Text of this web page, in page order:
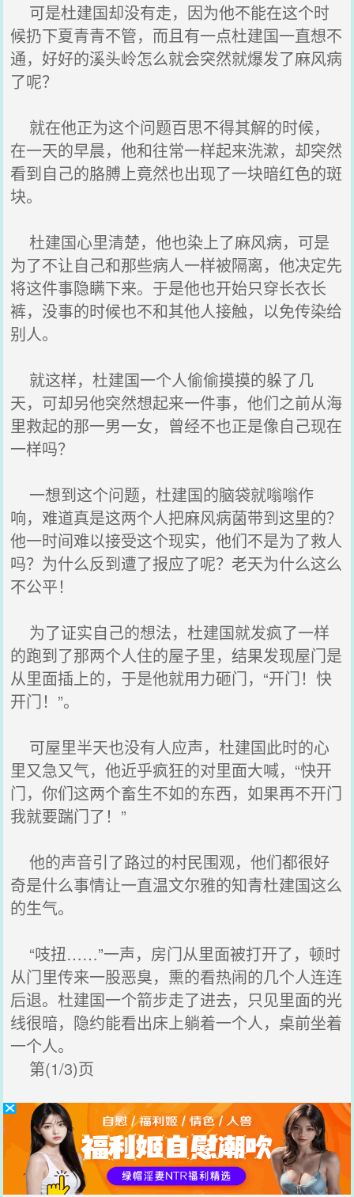
可是杜建国却没有走，因为他不能在这个时
候扔下夏青青不管，而且有一点杜建国一直想不
通，好好的溪头岭怎么就会突然就爆发了麻风病
了呢？
就在他正为这个问题百思不得其解的时候，
在一天的早晨，他和往常一样起来洗漱，却突然
看到自己的胳膊上竟然也出现了一块暗红色的斑
块。
杜建国心里清楚，他也染上了麻风病，可是
为了不让自己和那些病人一样被隔离，他决定先
将这件事隐瞒下来。于是他也开始只穿长衣长
裤，没事的时候也不和其他人接触，以免传染给
别人。
就这样，杜建国一个人偷偷摸摸的躲了几
天，可却另他突然想起来一件事，他们之前从海
里救起的那一男一女，曾经不也正是像自己现在
一样吗？
一想到这个问题，杜建国的脑袋就嗡嗡作
响，难道真是这两个人把麻风病菌带到这里的？
他一时间难以接受这个现实，他们不是为了救人
吗？为什么反到遭了报应了呢？老天为什么这么
不公平！
为了证实自己的想法，杜建国就发疯了一样
的跑到了那两个人住的屋子里，结果发现屋门是
从里面插上的，于是他就用力砸门，“开门！快
开门！”。
可屋里半天也没有人应声，杜建国此时的心
里又急又气，他近乎疯狂的对里面大喊，“快开
门，你们这两个畜生不如的东西，如果再不开门
我就要踹门了！”
他的声音引了路过的村民围观，他们都很好
奇是什么事情让一直温文尔雅的知青杜建国这么
的生气。
“吱扭……”一声，房门从里面被打开了，顿时
从门里传来一股恶臭，熏的看热闹的几个人连连
后退。杜建国一个箭步走了进去，只见里面的光
线很暗，隐约能看出床上躺着一个人，桌前坐着
一个人。
第(1/3)页